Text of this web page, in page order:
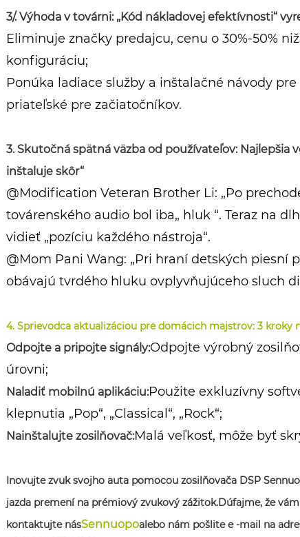
3/. Výhoda v továrni: „Kód nákladovej efektívnosti“
Eliminuje značky predajcu, cenu o 30%-50%
konfiguráciu;
Ponúka ladiace služby a inštalačné návody
priateľské pre začiatočníkov.
3. Skutočná spätná väzba od používateľov:
inštaluje skôr“
@Modification Veteran Brother Li: „Po
továrenského audio bol iba„ hluk “. Teraz na
vidieť „pozíciu každého nástroja“.
@Mom Pani Wang: „Pri hraní detských piesní
obávajú tvrdého hluku ovplyvňujúceho sluch
4. Sprievodca aktualizáciou pre domácich majstrov: 3
Odpojte a pripojte signály:Odpojte výrobný
úrovni;
Naladiť mobilnú aplikáciu:Použite exkluzívny
klepnutia „Pop“, „Classical“, „Rock“;
Nainštalujte zosilňovač:Malá veľkosť, môže byť
Inovujte zvuk svojho auta pomocou zosilňovača DSP
jazda premení na prémiový zvukový zážitok.Dúfajme, že
kontaktujte násSennuopoalebo nám pošlite e -mail na